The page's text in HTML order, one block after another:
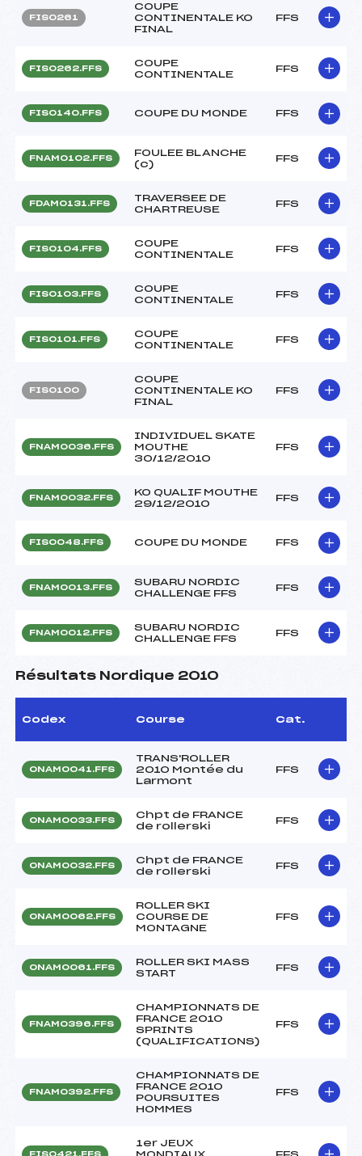
FIS0261
COUPE
CONTINENTALE KO
FINAL
FFS
FIS0262.FFS
COUPE
CONTINENTALE
FFS
FIS0140.FFS COUPE DU MONDE FFS
FNAM0102.FFS
FOULEE BLANCHE
(c)
FFS
FDAM0131.FFS
TRAVERSEE DE
CHARTREUSE
FFS
FIS0104.FFS
COUPE
CONTINENTALE
FFS
FIS0103.FFS
COUPE
CONTINENTALE
FFS
FIS0101.FFS
COUPE
CONTINENTALE
FFS
FIS0100
COUPE
CONTINENTALE KO
FINAL
FFS
FNAM0036.FFS
INDIVIDUEL SKATE
MOUTHE
30/12/2010
FFS
FNAM0032.FFS
KO QUALIF MOUTHE
29/12/2010
FFS
FIS0048.FFS COUPE DU MONDE FFS
FNAM0013.FFS
SUBARU NORDIC
CHALLENGE FFS
FFS
FNAM0012.FFS
SUBARU NORDIC
CHALLENGE FFS
FFS
Résultats Nordique 2010
Codex Course Cat.
ONAM0041.FFS
TRANS'ROLLER
2010 Montée du
Larmont
FFS
ONAM0033.FFS
Chpt de FRANCE
de rollerski
FFS
ONAM0032.FFS
Chpt de FRANCE
de rollerski
FFS
ONAM0062.FFS
ROLLER SKI
COURSE DE
MONTAGNE
FFS
ONAM0061.FFS
ROLLER SKI MASS
START
FFS
FNAM0396.FFS
CHAMPIONNATS DE
FRANCE 2010
SPRINTS
(QUALIFICATIONS)
FFS
FNAM0392.FFS
CHAMPIONNATS DE
FRANCE 2010
POURSUITES
HOMMES
FFS
FIS0421.FFS
1er JEUX
MONDIAUX
FFS